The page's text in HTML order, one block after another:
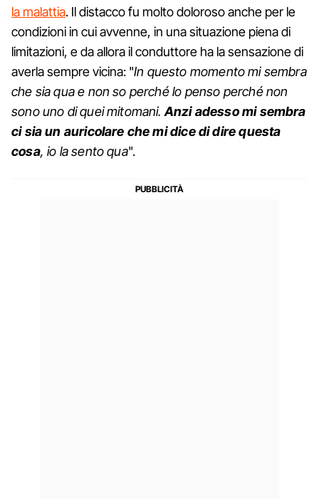
la malattia. Il distacco fu molto doloroso anche per le
condizioni in cui avvenne, in una situazione piena di
limitazioni, e da allora il conduttore ha la sensazione di
averla sempre vicina: "In questo momento mi sembra
che sia qua e non so perché lo penso perché non
sono uno di quei mitomani. Anzi adesso mi sembra
ci sia un auricolare che mi dice di dire questa
cosa, io la sento qua".